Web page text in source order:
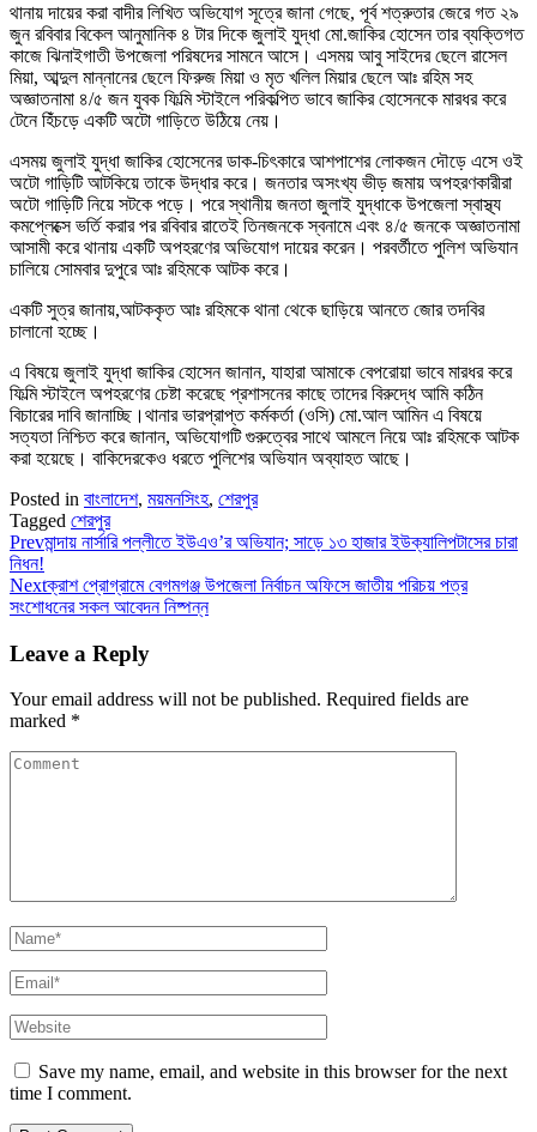
থানায় দায়ের করা বাদীর লিখিত অভিযোগ সূত্রে জানা গেছে, পূর্ব শত্রুতার জেরে গত ২৯
জুন রবিবার বিকেল আনুমানিক ৪ টার দিকে জুলাই যুদ্ধা মো.জাকির হোসেন তার ব্যক্তিগত
কাজে ঝিনাইগাতী উপজেলা পরিষদের সামনে আসে। এসময় আবু সাইদের ছেলে রাসেল
মিয়া, আব্দুল মান্নানের ছেলে ফিরুজ মিয়া ও মৃত খলিল মিয়ার ছেলে আঃ রহিম সহ
অজ্ঞাতনামা ৪/৫ জন যুবক ফিল্মি স্টাইলে পরিকল্পিত ভাবে জাকির হোসেনকে মারধর করে
টেনে হিঁচড়ে একটি অটো গাড়িতে উঠিয়ে নেয়।
এসময় জুলাই যুদ্ধা জাকির হোসেনের ডাক-চিৎকারে আশপাশের লোকজন দৌড়ে এসে ওই
অটো গাড়িটি আটকিয়ে তাকে উদ্ধার করে। জনতার অসংখ্য ভীড় জমায় অপহরণকারীরা
অটো গাড়িটি নিয়ে সটকে পড়ে। পরে স্থানীয় জনতা জুলাই যুদ্ধাকে উপজেলা স্বাস্থ্য
কমপ্লেক্সে ভর্তি করার পর রবিবার রাতেই তিনজনকে স্বনামে এবং ৪/৫ জনকে অজ্ঞাতনামা
আসামী করে থানায় একটি অপহরণের অভিযোগ দায়ের করেন। পরবর্তীতে পুলিশ অভিযান
চালিয়ে সোমবার দুপুরে আঃ রহিমকে আটক করে।
একটি সুত্র জানায়,আটককৃত আঃ রহিমকে থানা থেকে ছাড়িয়ে আনতে জোর তদবির
চালানো হচ্ছে।
এ বিষয়ে জুলাই যুদ্ধা জাকির হোসেন জানান, যাহারা আমাকে বেপরোয়া ভাবে মারধর করে
ফিল্মি স্টাইলে অপহরণের চেষ্টা করেছে প্রশাসনের কাছে তাদের বিরুদ্ধে আমি কঠিন
বিচারের দাবি জানাচ্ছি।থানার ভারপ্রাপ্ত কর্মকর্তা (ওসি) মো.আল আমিন এ বিষয়ে
সত্যতা নিশ্চিত করে জানান, অভিযোগটি গুরুত্বের সাথে আমলে নিয়ে আঃ রহিমকে আটক
করা হয়েছে। বাকিদেরকেও ধরতে পুলিশের অভিযান অব্যাহত আছে।
Posted in বাংলাদেশ, ময়মনসিংহ, শেরপুর
Tagged শেরপুর
Prevমান্দায় নার্সারি পল্লীতে ইউএও’র অভিযান; সাড়ে ১৩ হাজার ইউক্যালিপটাসের চারা
নিধন!
Nextক্রাশ প্রোগ্রামে বেগমগঞ্জ উপজেলা নির্বাচন অফিসে জাতীয় পরিচয় পত্র
সংশোধনের সকল আবেদন নিষ্পন্ন
Leave a Reply
Your email address will not be published. Required fields are
marked *
Save my name, email, and website in this browser for the next
time I comment.